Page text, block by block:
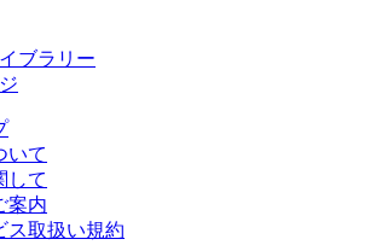
いて
して
案内
ス取扱い規約